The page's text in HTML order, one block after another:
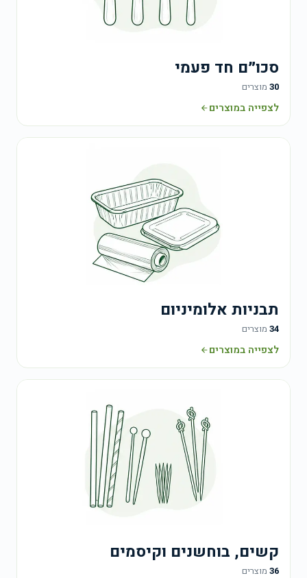
סכו״ם חד פעמי
30 מוצרים
לצפייה במוצרים
תבניות אלומיניום
34 מוצרים
לצפייה במוצרים
קשים, בוחשנים וקיסמים
36 מוצרים